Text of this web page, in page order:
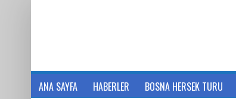
ANA SAYFA HABERLER BOSNA HERSEK TURU